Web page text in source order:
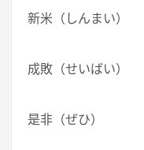
新米（しん
成敗（せい
是非（ぜひ